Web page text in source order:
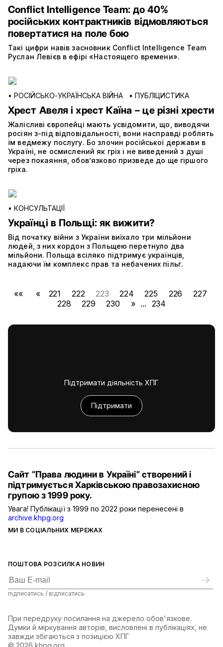
Conflict Intelligence Team: до 40%
російських контрактників відмовляються
повертатися на поле бою
Такі цифри навів засновник Conflict Intelligence Team
Руслан Левієв в ефірі «Настоящего времени».
• РОСІЙСЬКО-УКРАЇНСЬКА ВІЙНА • ПУБЛІЦИСТИКА
Хрест Авеля і хрест Каїна – це різні хрести
Жалісливі європейці мають усвідомити, що, виводячи
росіян з-під відповідальності, вони насправді роблять
їм ведмежу послугу. Бо злочин російської держави в
Україні, не осмислений як гріх і не виведений з душі
через покаяння, обов’язково призведе до ще гіршого
гріха.
• КОНСУЛЬТАЦІЇ
Українці в Польщі: як вижити?
Від початку війни з України виїхало три мільйони
людей, з них кордон з Польщею перетнуло два
мільйони. Польща всіляко підтримує українців,
надаючи їм комплекс прав та небачених пільг.
«« « 221 222 223 224 225 226
227
228
229 230 » ... 234
Підтримати діяльність ХПГ
Підтримати
ПОШТОВА РОЗСИЛКА НОВИН
підписатись / відписатись
МИ В СОЦІАЛЬНИХ МЕРЕЖАХ
Сайт “Права людини в Україні” створений і
підтримується Харківською правозахисною
групою з 1999 року.
Увага! Публікації з 1999 по 2022 роки перенесені в
archive.khpg.org
При передруку посилання на джерело обов'язкове.
Думки й міркування авторів, висловлені в публікаціях, не
завжди збігаються з позицією ХПГ
© 2026 khpg.org